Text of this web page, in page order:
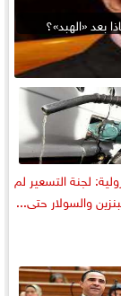
بعد «الهبد»؟
لجنة التسعير لم
والسولار حتى...